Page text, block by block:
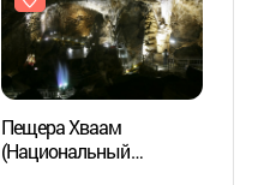
Пещера Хваам
(Национальный